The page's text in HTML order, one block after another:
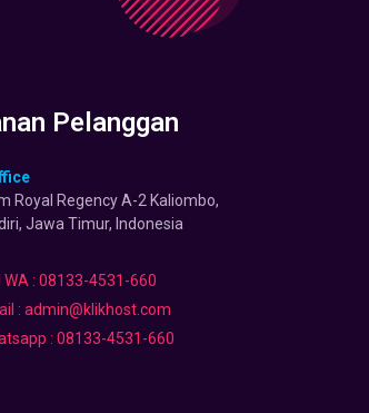
Pelanggan
Royal Regency A-2 Kaliombo,
Jawa Timur, Indonesia
WA : 08133-4531-660
: admin@klikhost.com
: 08133-4531-660